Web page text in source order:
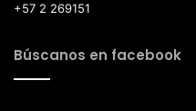
+57 2 269151
Búscanos en facebook